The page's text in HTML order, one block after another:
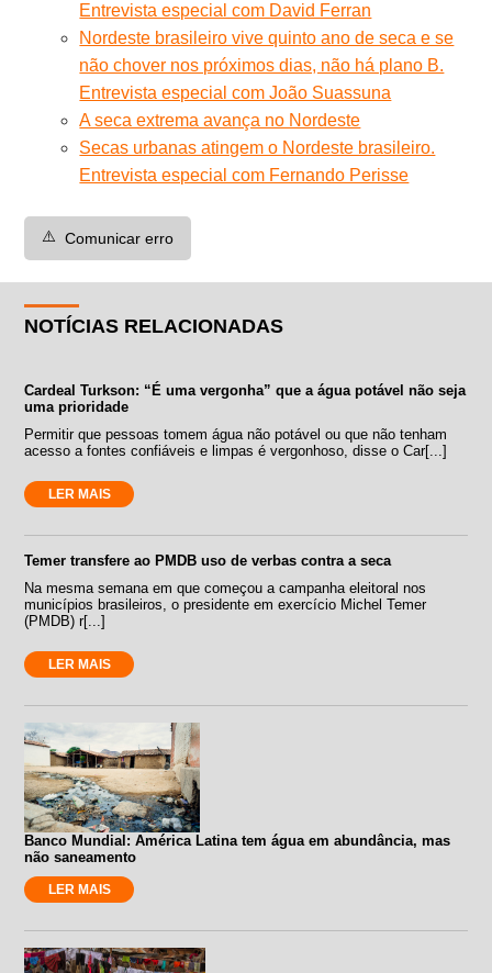
Entrevista especial com David Ferran
Nordeste brasileiro vive quinto ano de seca e se
não chover nos próximos dias, não há plano B.
Entrevista especial com João Suassuna
A seca extrema avança no Nordeste
Secas urbanas atingem o Nordeste brasileiro.
Entrevista especial com Fernando Perisse
⚠️ Comunicar erro
NOTÍCIAS RELACIONADAS
Cardeal Turkson: “É uma vergonha” que a água potável não seja
uma prioridade
Permitir que pessoas tomem água não potável ou que não tenham
acesso a fontes confiáveis e limpas é vergonhoso, disse o Car[...]
LER MAIS
Temer transfere ao PMDB uso de verbas contra a seca
Na mesma semana em que começou a campanha eleitoral nos
municípios brasileiros, o presidente em exercício Michel Temer
(PMDB) r[...]
LER MAIS
Banco Mundial: América Latina tem água em abundância, mas
não saneamento
LER MAIS